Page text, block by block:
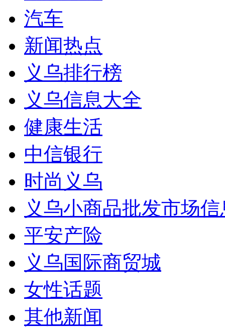
汽车
新闻热点
义乌排行榜
义乌信息大全
健康生活
中信银行
时尚义乌
义乌小商品批发市场
平安产险
义乌国际商贸城
女性话题
其他新闻